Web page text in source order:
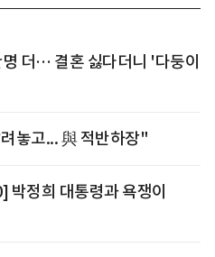
더… 결혼 싫다더니 '다둥이
놓고... 與 적반하장"
박정희 대통령과 욕쟁이